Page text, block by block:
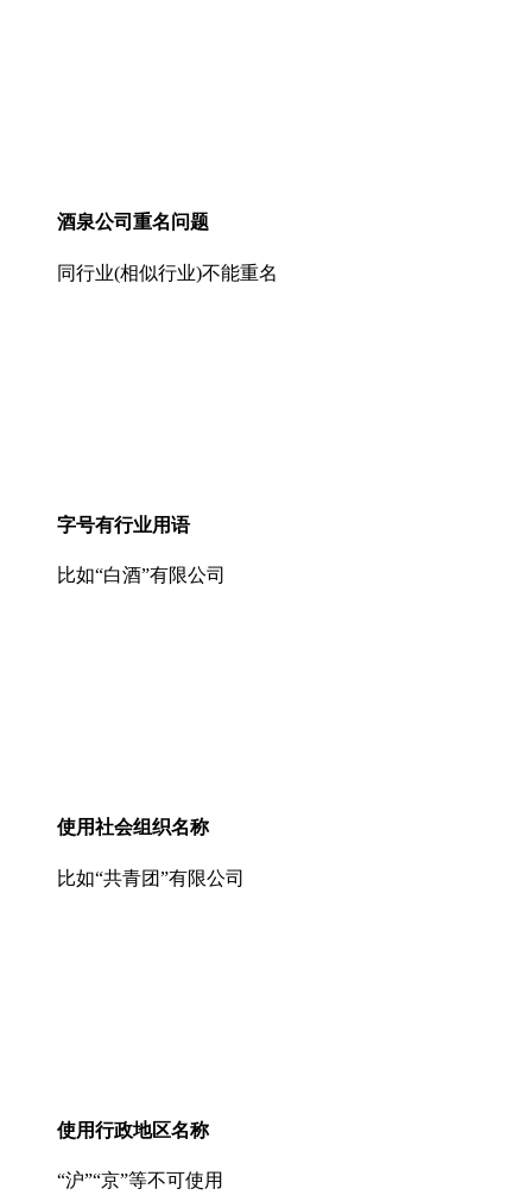
酒泉公司重名问题
同行业(相似行业)不能重名
字号有行业用语
比如“白酒”有限公司
使用社会组织名称
比如“共青团”有限公司
使用行政地区名称
“沪”“京”等不可使用